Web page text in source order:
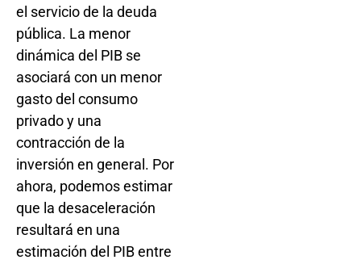
el servicio de la deuda
pública. La menor
dinámica del PIB se
asociará con un menor
gasto del consumo
privado y una
contracción de la
inversión en general. Por
ahora, podemos estimar
que la desaceleración
resultará en una
estimación del PIB entre